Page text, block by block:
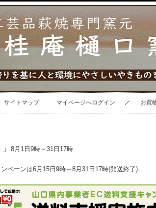
サイトマップ マイページへログイン お買
8月1日9時～31日17時
ペーンは6月15日9時～8月31日17時(発送終了)